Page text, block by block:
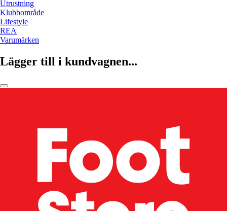
Utrustning
Klubbområde
Lifestyle
REA
Varumärken
Lägger till i kundvagnen...